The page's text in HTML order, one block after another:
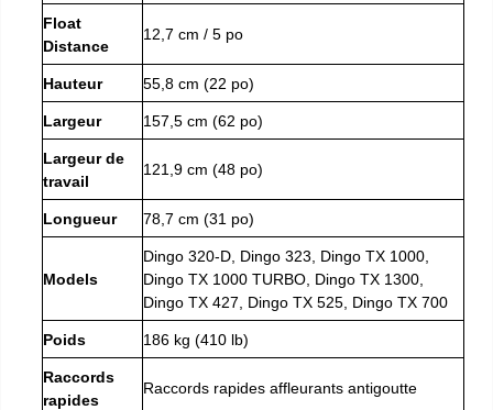
Float
Distance
12,7 cm / 5 po
Hauteur 55,8 cm (22 po)
Largeur 157,5 cm (62 po)
Largeur de
travail
121,9 cm (48 po)
Longueur 78,7 cm (31 po)
Models
Dingo 320-D, Dingo 323, Dingo TX 1000,
Dingo TX 1000 TURBO, Dingo TX 1300,
Dingo TX 427, Dingo TX 525, Dingo TX 700
Poids 186 kg (410 lb)
Raccords
rapides
Raccords rapides affleurants antigoutte